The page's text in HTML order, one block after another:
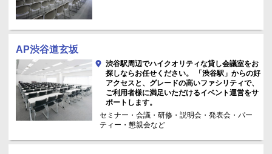
AP渋谷道玄坂
渋谷駅周辺でハイクオリティな貸し会議室をお
探しならお任せください。 「渋谷駅」からの好
アクセスと、グレードの高いファシリティで、
ご利用者様に満足いただけるイベント運営をサ
ポートします。
セミナー・会議・研修・説明会・発表会・パー
ティー・懇親会など